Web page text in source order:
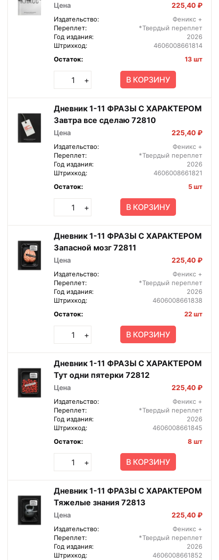
Цена 225,40 ₽
Издательство:
Феникс +
Переплет:
*Твердый переплет
Год издания:
2026
Штрихкод:
4606008661814
Остаток:
13 шт
+ В КОРЗИНУ
Дневник 1-11 ФРАЗЫ С ХАРАКТЕРОМ
Завтра все сделаю 72810
Цена 225,40 ₽
Издательство:
Феникс +
Переплет:
*Твердый переплет
Год издания:
2026
Штрихкод:
4606008661821
Остаток:
5 шт
+ В КОРЗИНУ
Дневник 1-11 ФРАЗЫ С ХАРАКТЕРОМ
Запасной мозг 72811
Цена 225,40 ₽
Издательство:
Феникс +
Переплет:
*Твердый переплет
Год издания:
2026
Штрихкод:
4606008661838
Остаток:
22 шт
+ В КОРЗИНУ
Дневник 1-11 ФРАЗЫ С ХАРАКТЕРОМ
Тут одни пятерки 72812
Цена 225,40 ₽
Издательство:
Феникс +
Переплет:
*Твердый переплет
Год издания:
2026
Штрихкод:
4606008661845
Остаток:
8 шт
+ В КОРЗИНУ
Дневник 1-11 ФРАЗЫ С ХАРАКТЕРОМ
Тяжелые знания 72813
Цена 225,40 ₽
Издательство:
Феникс +
Переплет:
*Твердый переплет
Год издания:
2026
Штрихкод:
4606008661852